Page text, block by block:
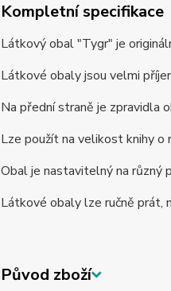
Kompletní specifikace
Látkový obal "Tygr" je
Látkové obaly jsou velmi
Na přední straně je zpravidla
Lze použít na velikost knihy
Obal je nastavitelný na různý
Látkové obaly lze ručně prát,
Původ zboží